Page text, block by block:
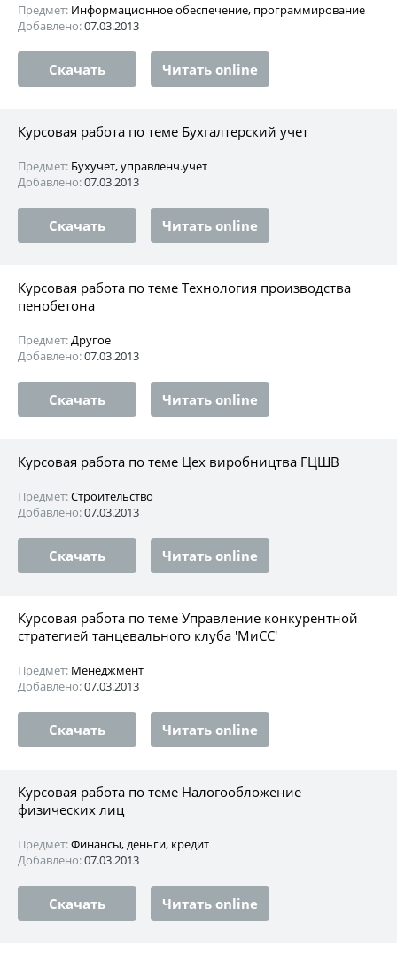
Предмет: Информационное обеспечение, программирование
Добавлено:07.03.2013
Скачать Читать online
Курсовая работа по теме Бухгалтерский учет
Предмет: Бухучет, управленч.учет
Добавлено:07.03.2013
Скачать Читать online
Курсовая работа по теме Технология производства
пенобетона
Предмет:Другое
Добавлено:07.03.2013
Скачать Читать online
Курсовая работа по теме Цех виробництва ГЦШВ
Предмет:Строительство
Добавлено:07.03.2013
Скачать Читать online
Курсовая работа по теме Управление конкурентной
стратегией танцевального клуба 'МиСС'
Предмет: Менеджмент
Добавлено:07.03.2013
Скачать Читать online
Курсовая работа по теме Налогообложение
физических лиц
Предмет:Финансы, деньги, кредит
Добавлено:07.03.2013
Скачать Читать online